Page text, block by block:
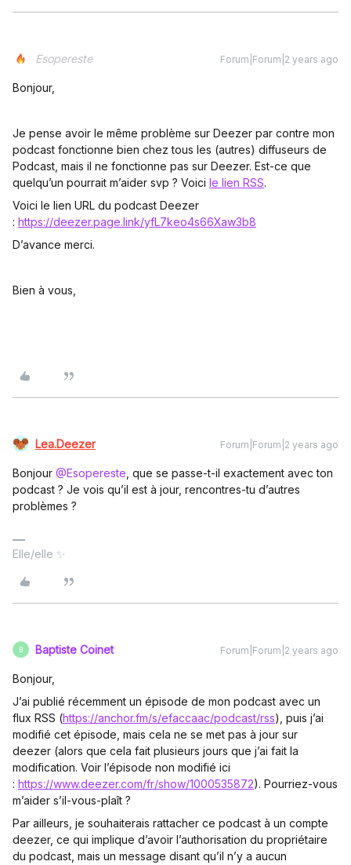
Esopereste Forum|Forum|2 years ago
Bonjour,
Je pense avoir le même problème sur Deezer par contre mon
podcast fonctionne bien chez tous les (autres) diffuseurs de
Podcast, mais il ne fonctionne pas sur Deezer. Est-ce que
quelqu’un pourrait m’aider svp ? Voici le lien RSS.
Voici le lien URL du podcast Deezer
: https://deezer.page.link/yfL7keo4s66Xaw3b8
D’avance merci.
Bien à vous,
Lea.Deezer Forum|Forum|2 years ago
Bonjour @Esopereste , que se passe-t-il exactement avec ton
podcast ? Je vois qu’il est à jour, rencontres-tu d’autres
problèmes ?
Elle/elle ✨
B Baptiste Coinet Forum|Forum|2 years ago
Bonjour,
J’ai publié récemment un épisode de mon podcast avec un
flux RSS (https://anchor.fm/s/efaccaac/podcast/rss), puis j’ai
modifié cet épisode, mais cela ne se met pas à jour sur
deezer (alors que cela fait plusieurs jours que j’ai fait la
modification. Voir l’épisode non modifié ici
: https://www.deezer.com/fr/show/1000535872). Pourriez-vous
m’aider s’il-vous-plaît ?
Par ailleurs, je souhaiterais rattacher ce podcast à un compte
deezer, ce qui implique d’avoir l’authorisation du propriétaire
du podcast, mais un message disant qu’il n’y a aucun